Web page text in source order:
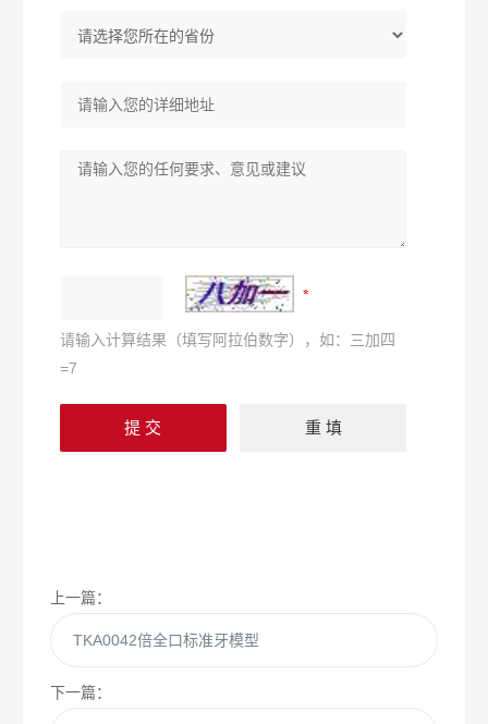
请输入计算结果（填写阿拉伯数字），如：三加四
=7
上一篇：
TKA0042倍全口标准牙模型
下一篇：